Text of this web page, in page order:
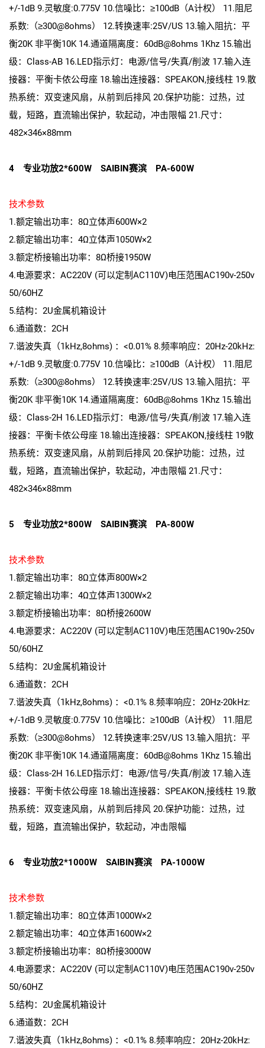
+/-1dB 9.灵敏度:0.775V 10.信噪比：≥100dB（A计权） 11.阻尼
系数:（≥300@8ohms） 12.转换速率:25V/US 13.输入阻抗：平
衡20K 非平衡10K 14.通道隔离度：60dB@8ohms 1Khz 15.输出
级：Class-AB 16.LED指示灯：电源/信号/失真/削波 17.输入连
接器：平衡卡侬公母座 18.输出连接器：SPEAKON,接线柱 19.散
热系统：双变速风扇，从前到后排风 20.保护功能：过热，过
载，短路，直流输出保护，软起动，冲击限幅 21.尺寸：
482×346×88mm
4 专业功放2*600W SAIBIN赛滨 PA-600W
技术参数
1.额定输出功率：8Ω立体声600W×2
2.额定输出功率：4Ω立体声1050W×2
3.额定桥接输出功率：8Ω桥接1950W
4.电源要求：AC220V (可以定制AC110V)电压范围AC190v-250v
50/60HZ
5.结构：2U金属机箱设计
6.通道数：2CH
7.谐波失真（1kHz,8ohms) ：<0.01% 8.频率响应：20Hz-20kHz:
+/-1dB 9.灵敏度:0.775V 10.信噪比：≥100dB（A计权） 11.阻尼
系数:（≥300@8ohms） 12.转换速率:25V/US 13.输入阻抗：平
衡20K 非平衡10K 14.通道隔离度：60dB@8ohms 1Khz 15.输出
级：Class-2H 16.LED指示灯：电源/信号/失真/削波 17.输入连
接器：平衡卡侬公母座 18.输出连接器：SPEAKON,接线柱 19散
热系统：双变速风扇，从前到后排风 20.保护功能：过热，过
载，短路，直流输出保护，软起动，冲击限幅 21.尺寸：
482×346×88mm
5 专业功放2*800W SAIBIN赛滨 PA-800W
技术参数
1.额定输出功率：8Ω立体声800W×2
2.额定输出功率：4Ω立体声1300W×2
3.额定桥接输出功率：8Ω桥接2600W
4.电源要求：AC220V (可以定制AC110V)电压范围AC190v-250v
50/60HZ
5.结构：2U金属机箱设计
6.通道数：2CH
7.谐波失真（1kHz,8ohms) ：<0.1% 8.频率响应：20Hz-20kHz:
+/-1dB 9.灵敏度:0.775V 10.信噪比：≥100dB（A计权） 11.阻尼
系数:（≥300@8ohms） 12.转换速率:25V/US 13.输入阻抗：平
衡20K 非平衡10K 14.通道隔离度：60dB@8ohms 1Khz 15.输出
级：Class-2H 16.LED指示灯：电源/信号/失真/削波 17.输入连
接器：平衡卡侬公母座 18.输出连接器：SPEAKON,接线柱 19.散
热系统：双变速风扇，从前到后排风 20.保护功能：过热，过
载，短路，直流输出保护，软起动，冲击限幅
6 专业功放2*1000W SAIBIN赛滨 PA-1000W
技术参数
1.额定输出功率：8Ω立体声1000W×2
2.额定输出功率：4Ω立体声1600W×2
3.额定桥接输出功率：8Ω桥接3000W
4.电源要求：AC220V (可以定制AC110V)电压范围AC190v-250v
50/60HZ
5.结构：2U金属机箱设计
6.通道数：2CH
7.谐波失真（1kHz,8ohms) ：<0.1% 8.频率响应：20Hz-20kHz: